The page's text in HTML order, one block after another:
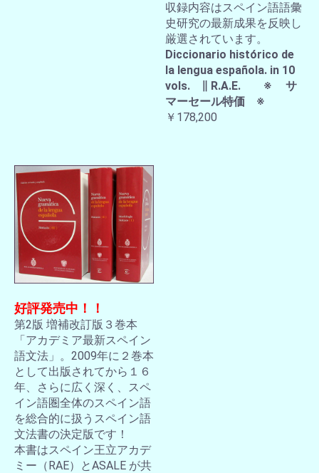
収録内容はスペイン語語彙
史研究の最新成果を反映し
厳選されています。
Diccionario histórico de
la lengua española. in 10
vols. ∥ R.A.E. ※ サ
マーセール特価 ※
￥178,200
好評発売中！！
第2版 増補改訂版３巻本
「アカデミア最新スペイン
語文法」。2009年に２巻本
として出版されてから１６
年、さらに広く深く、スペ
イン語圏全体のスペイン語
を総合的に扱うスペイン語
文法書の決定版です！
本書はスペイン王立アカデ
ミー（RAE）とASALE が共